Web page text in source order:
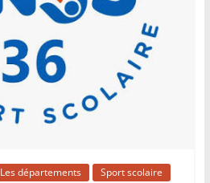
Les départements Sport scolaire